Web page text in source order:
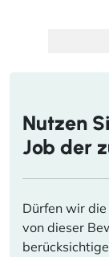
Nutzen
Job der
Dürfen wir
von dieser